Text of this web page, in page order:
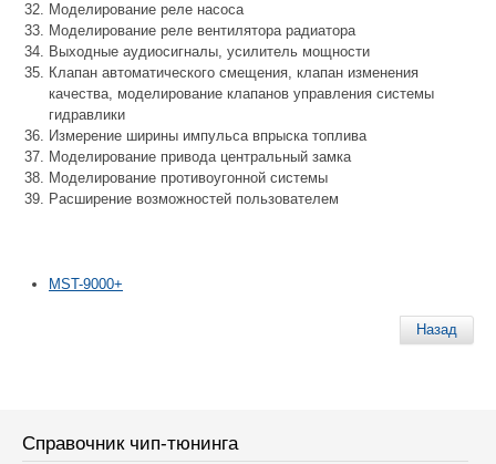
Моделирование реле насоса
Моделирование реле вентилятора радиатора
Выходные аудиосигналы, усилитель мощности
Клапан автоматического смещения, клапан изменения
качества, моделирование клапанов управления системы
гидравлики
Измерение ширины импульса впрыска топлива
Моделирование привода центральный замка
Моделирование противоугонной системы
Расширение возможностей пользователем
MST-9000+
Назад
Справочник чип-тюнинга